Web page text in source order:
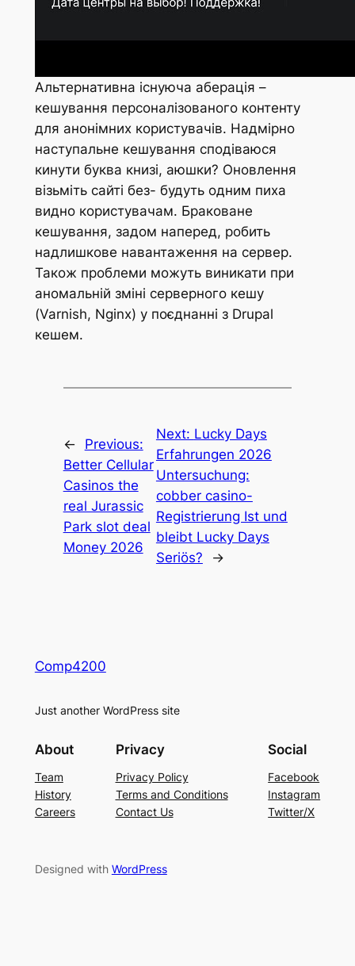
Альтернативна існуюча аберація –
кешування персоналізованого контенту
для анонімних користувачів. Надмірно
наступальне кешування сподіваюся
кинути буква книзі, аюшки? Оновлення
візьміть сайті без- будуть одним пиха
видно користувачам. Браковане
кешування, задом наперед, робить
надлишкове навантаження на сервер.
Також проблеми можуть виникати при
аномальній зміні серверного кешу
(Varnish, Nginx) у поєднанні з Drupal
кешем.
←
Previous:
Better Cellular
Casinos the
real Jurassic
Park slot deal
Money 2026
Next: Lucky Days
Erfahrungen 2026
Untersuchung:
cobber casino-
Registrierung Ist und
bleibt Lucky Days
Seriös?
→
Comp4200
Just another WordPress site
About
Team
History
Careers
Privacy
Privacy Policy
Terms and Conditions
Contact Us
Social
Facebook
Instagram
Twitter/X
Designed with WordPress